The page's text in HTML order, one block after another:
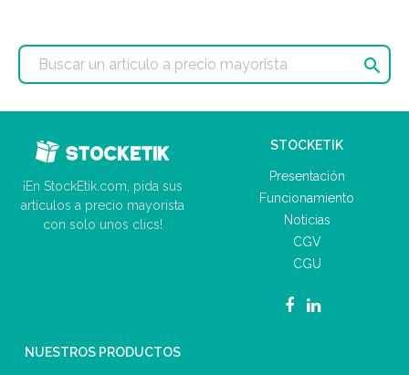

¡En StockEtik.com, pida sus
artículos a precio mayorista
con solo unos clics!
STOCKETIK
Presentación
Funcionamiento
Noticias
CGV
CGU
NUESTROS PRODUCTOS